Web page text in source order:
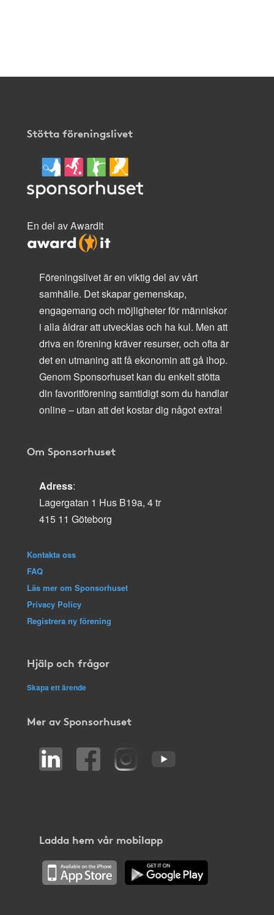
Stötta föreningslivet
En del av AwardIt
Föreningslivet är en viktig del av vårt
samhälle. Det skapar gemenskap,
engagemang och möjligheter för människor
i alla åldrar att utvecklas och ha kul. Men att
driva en förening kräver resurser, och ofta är
det en utmaning att få ekonomin att gå ihop.
Genom Sponsorhuset kan du enkelt stötta
din favoritförening samtidigt som du handlar
online – utan att det kostar dig något extra!
Om Sponsorhuset
Adress:
Lagergatan 1 Hus B19a, 4 tr
415 11 Göteborg
Kontakta oss
FAQ
Läs mer om Sponsorhuset
Privacy Policy
Registrera ny förening
Hjälp och frågor
Skapa ett ärende
Mer av Sponsorhuset
Ladda hem vår mobilapp